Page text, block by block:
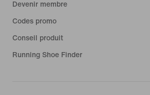
Devenir membre
Codes promo
Conseil produit
Running Shoe Finder